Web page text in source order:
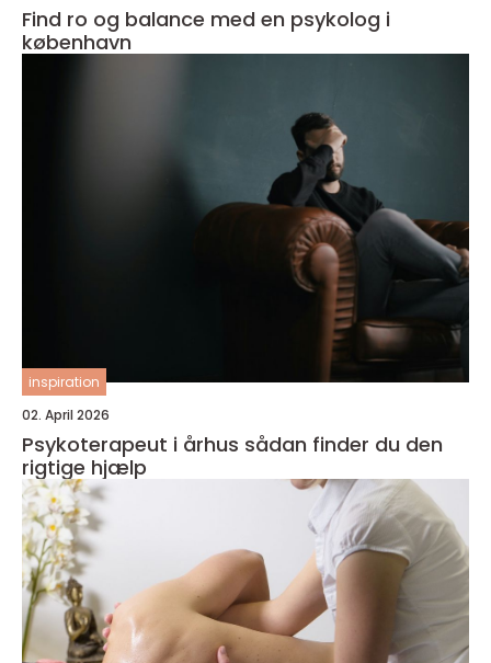
Find ro og balance med en psykolog i
københavn
inspiration
02. April 2026
Psykoterapeut i århus sådan finder du den
rigtige hjælp